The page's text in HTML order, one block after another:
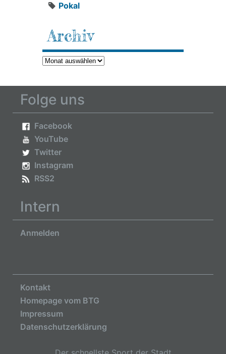
Pokal
Archiv
Archiv
Folge uns
Facebook
YouTube
Twitter
Instagram
RSS2
Intern
Anmelden
Kontakt
Homepage vom BTG
Impressum
Datenschutzerklärung